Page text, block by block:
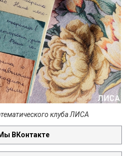
клуба ЛИСА
ВКонтакте